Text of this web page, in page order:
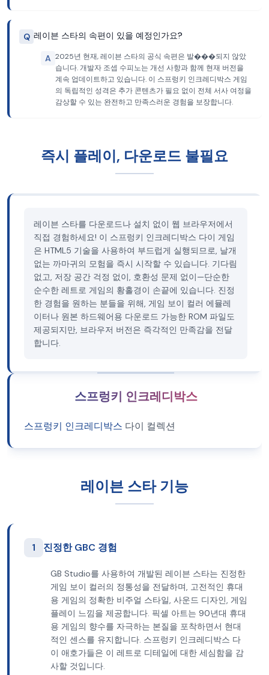
Q 레이븐 스타의 속편이 있을 예정인가요?
A 2025년 현재, 레이븐 스타의 공식 속편은 발���되지 않았
습니다. 개발자 조셉 수피노는 개선 사항과 함께 현재 버전을
계속 업데이트하고 있습니다. 이 스프렁키 인크레디박스 게임
의 독립적인 성격은 추가 콘텐츠가 필요 없이 전체 서사 여정을
감상할 수 있는 완전하고 만족스러운 경험을 보장합니다.
즉시 플레이, 다운로드 불필요
레이븐 스타를 다운로드나 설치 없이 웹 브라우저에서
직접 경험하세요! 이 스프렁키 인크레디박스 다이 게임
은 HTML5 기술을 사용하여 부드럽게 실행되므로, 날개
없는 까마귀의 모험을 즉시 시작할 수 있습니다. 기다림
없고, 저장 공간 걱정 없이, 호환성 문제 없이—단순한
순수한 레트로 게임의 황홀경이 손끝에 있습니다. 진정
한 경험을 원하는 분들을 위해, 게임 보이 컬러 에뮬레
이터나 원본 하드웨어용 다운로드 가능한 ROM 파일도
제공되지만, 브라우저 버전은 즉각적인 만족감을 전달
합니다.
스프렁키 인크레디박스
스프렁키 인크레디박스 다이 컬렉션
레이븐 스타 기능
1 진정한 GBC 경험
GB Studio를 사용하여 개발된 레이븐 스타는 진정한
게임 보이 컬러의 정통성을 전달하며, 고전적인 휴대
용 게임의 정확한 비주얼 스타일, 사운드 디자인, 게임
플레이 느낌을 제공합니다. 픽셀 아트는 90년대 휴대
용 게임의 향수를 자극하는 본질을 포착하면서 현대
적인 센스를 유지합니다. 스프렁키 인크레디박스 다
이 애호가들은 이 레트로 디테일에 대한 세심함을 감
사할 것입니다.